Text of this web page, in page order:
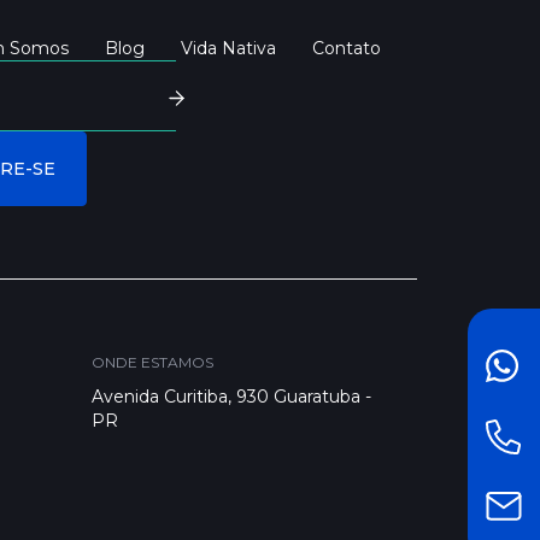
Somos Blog Vida Nativa Contato
ONDE ESTAMOS
Avenida Curitiba, 930 Guaratuba -
PR